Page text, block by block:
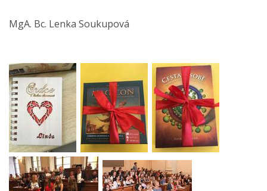
MgA. Bc. Lenka Soukupová